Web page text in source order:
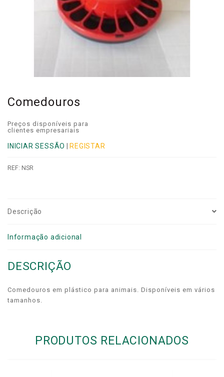
Comedouros
Preços disponíveis para
clientes empresariais
INICIAR SESSÃO REGISTAR
REF: NSR
Descrição
Informação adicional
DESCRIÇÃO
Comedouros em plástico para animais. Disponíveis em vários
tamanhos.
PRODUTOS RELACIONADOS